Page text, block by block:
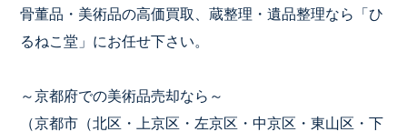
骨董品・美術品の高価買取、蔵整理・遺品整理なら「ひ
るねこ堂」にお任せ下さい。
～京都府での美術品売却なら～
（京都市（北区・上京区・左京区・中京区・東山区・下